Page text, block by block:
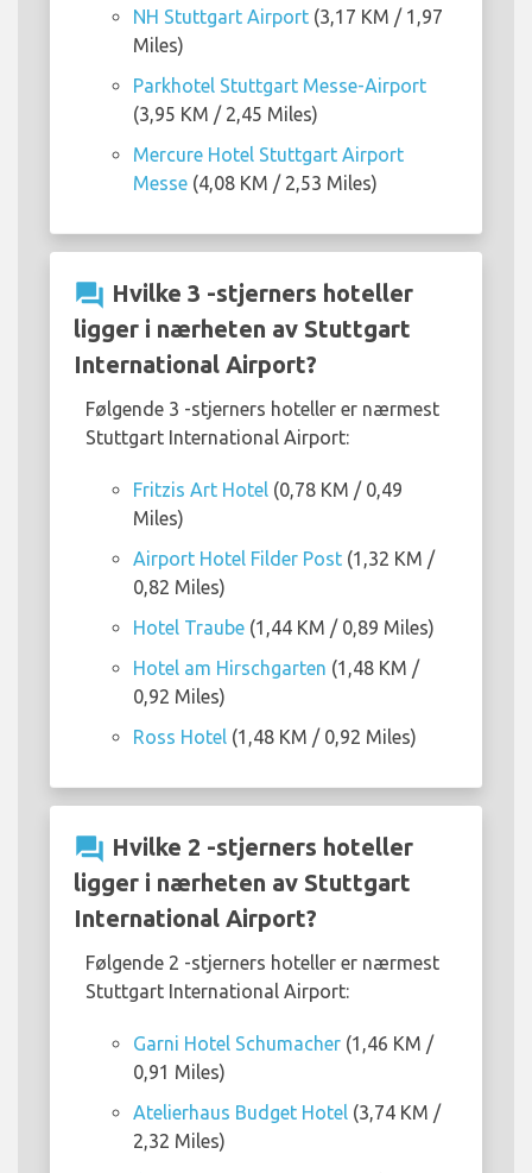
NH Stuttgart Airport (3,17 KM / 1,97
Miles)
Parkhotel Stuttgart Messe-Airport
(3,95 KM / 2,45 Miles)
Mercure Hotel Stuttgart Airport
Messe (4,08 KM / 2,53 Miles)
question_answer Hvilke 3 -stjerners hoteller
ligger i nærheten av Stuttgart
International Airport?
Følgende 3 -stjerners hoteller er nærmest
Stuttgart International Airport:
Fritzis Art Hotel (0,78 KM / 0,49
Miles)
Airport Hotel Filder Post (1,32 KM /
0,82 Miles)
Hotel Traube (1,44 KM / 0,89 Miles)
Hotel am Hirschgarten (1,48 KM /
0,92 Miles)
Ross Hotel (1,48 KM / 0,92 Miles)
question_answer Hvilke 2 -stjerners hoteller
ligger i nærheten av Stuttgart
International Airport?
Følgende 2 -stjerners hoteller er nærmest
Stuttgart International Airport:
Garni Hotel Schumacher (1,46 KM /
0,91 Miles)
Atelierhaus Budget Hotel (3,74 KM /
2,32 Miles)